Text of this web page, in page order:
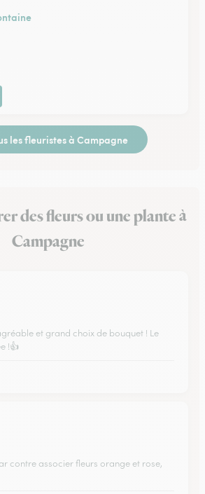
les fleuristes à Campagne
des fleurs ou une plante à
Campagne
et grand choix de bouquet ! Le
!👍
contre associer fleurs orange et rose,